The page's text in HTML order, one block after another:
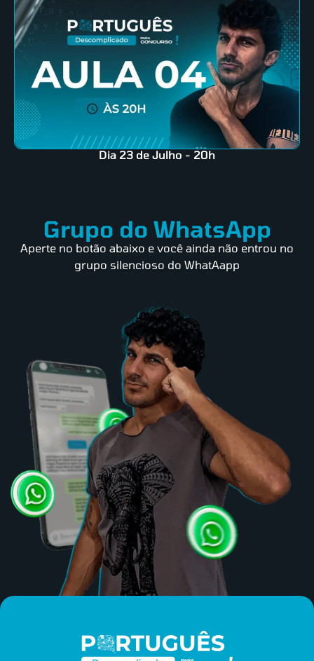
Dia 23 de Julho - 20h
Grupo do WhatsApp
Aperte no botão abaixo e você ainda não entrou no
grupo silencioso do WhatAapp